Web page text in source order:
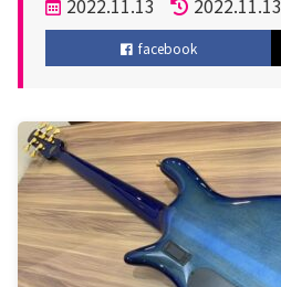
投
稿
日
2022.11.13
更
新
2022.11.13
facebook